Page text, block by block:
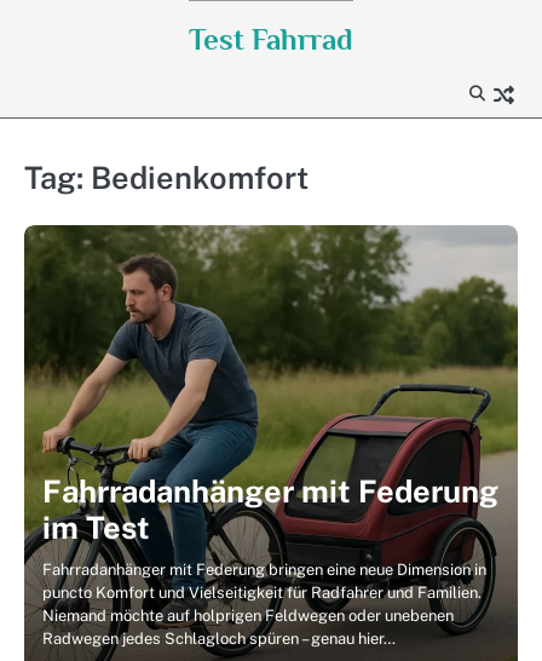
Test Fahrrad
Tag: Bedienkomfort
Fahrradanhänger mit Federung
im Test
Fahrradanhänger mit Federung bringen eine neue Dimension in
puncto Komfort und Vielseitigkeit für Radfahrer und Familien.
Niemand möchte auf holprigen Feldwegen oder unebenen
Radwegen jedes Schlagloch spüren – genau hier…